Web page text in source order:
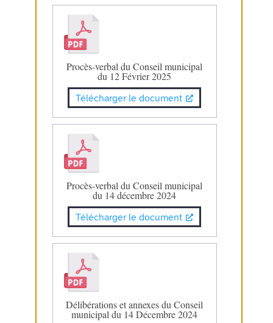
Procès-verbal du Conseil municipal
du 12 Février 2025
Télécharger le document
Procès-verbal du Conseil municipal
du 14 décembre 2024
Télécharger le document
Délibérations et annexes du Conseil
municipal du 14 Décembre 2024